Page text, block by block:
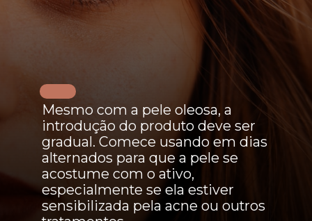
Mesmo com a pele oleosa, a
introdução do produto deve ser
gradual. Comece usando em dias
alternados para que a pele se
acostume com o ativo,
especialmente se ela estiver
sensibilizada pela acne ou outros